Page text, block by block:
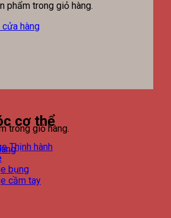
phẩm trong giỏ hàng.
hàng
trong giỏ hàng.
cơ thể
bụng
cầm tay